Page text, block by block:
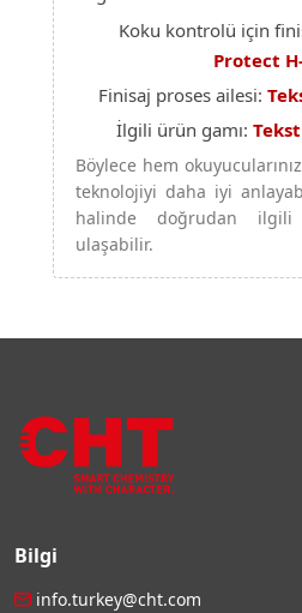
Koku kontrolü için
Protect
Finisaj proses ailesi:
İlgili ürün gamı:
Böylece hem
teknolojiyi daha iyi
halinde doğrudan ilgili
ulaşabilir.
Bilgi
info.turkey@cht.com